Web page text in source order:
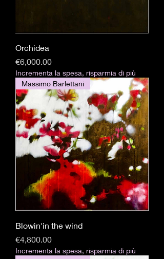
Orchidea
Price
€6,000.00
Incrementa la spesa, risparmia di più
Massimo Barlettani
Blowin'in the wind
Price
€4,800.00
Incrementa la spesa, risparmia di più